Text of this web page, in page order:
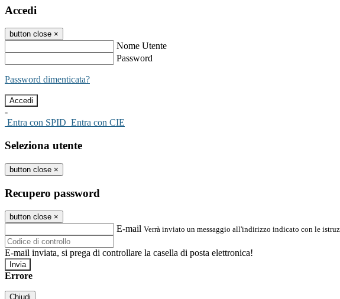
Accedi
button close ×
Nome Utente
Password
Password dimenticata?
-
Entra con SPID Entra con CIE
Seleziona utente
button close ×
Recupero password
button close ×
E-mail Verrà inviato un messaggio all'indirizzo indicato con le
E-mail inviata, si prega di controllare la casella di posta elettronica!
Errore
Chiudi